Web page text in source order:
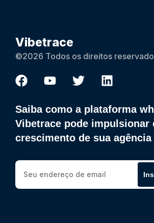
Vibetrace
©2026 Todos os direitos
Saiba como a plataforma
Vibetrace pode impulsionar
crescimento de sua agência